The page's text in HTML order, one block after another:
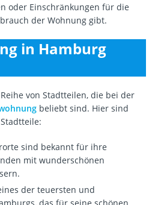
oder Einschränkungen für die
der Wohnung gibt.
in Hamburg
von Stadtteilen, die bei der
beliebt sind. Hier sind
sind bekannt für ihre
mit wunderschönen
der teuersten und